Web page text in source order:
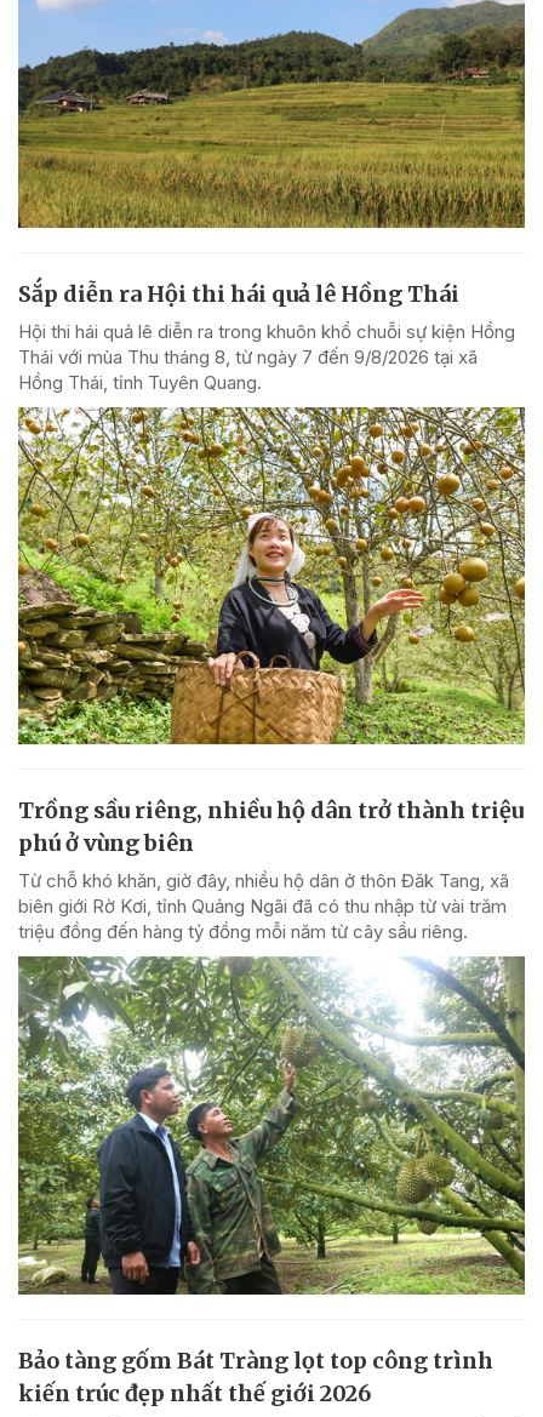
Sắp diễn ra Hội thi hái quả lê Hồng Thái
Hội thi hái quả lê diễn ra trong khuôn khổ chuỗi sự kiện Hồng
Thái với mùa Thu tháng 8, từ ngày 7 đến 9/8/2026 tại xã
Hồng Thái, tỉnh Tuyên Quang.
Trồng sầu riêng, nhiều hộ dân trở thành triệu
phú ở vùng biên
Từ chỗ khó khăn, giờ đây, nhiều hộ dân ở thôn Đăk Tang, xã
biên giới Rờ Kơi, tỉnh Quảng Ngãi đã có thu nhập từ vài trăm
triệu đồng đến hàng tỷ đồng mỗi năm từ cây sầu riêng.
Bảo tàng gốm Bát Tràng lọt top công trình
kiến trúc đẹp nhất thế giới 2026